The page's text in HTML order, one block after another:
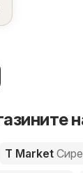
T Market